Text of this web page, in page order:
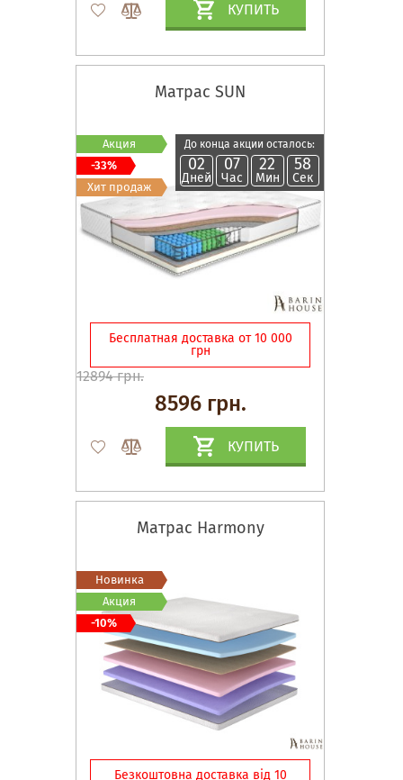
КУПИТЬ
Матрас SUN
До конца акции осталось:
02
Дней
07
Час
22
Мин
57
Сек
Бесплатная доставка от 10 000
грн
12894 грн.
8596 грн.
КУПИТЬ
Акция
-33%
Хит продаж
Матрас Harmony
Безкоштовна доставка від 10
Новинка
Акция
-10%